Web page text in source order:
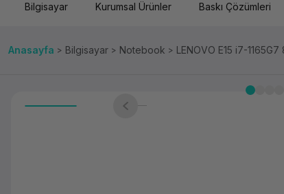
Bilgisayar Kurumsal Ürünler Baskı Çözümleri
Anasayfa Bilgisayar Notebook LENOVO E15 i7-